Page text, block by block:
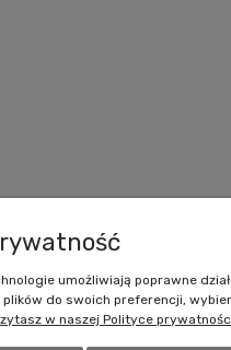
umożliwiają poprawne
do swoich preferencji,
w naszej Polityce